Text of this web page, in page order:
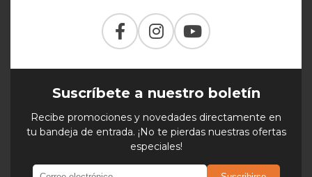
Suscríbete a nuestro boletín
Recibe promociones y novedades directamente en
tu bandeja de entrada. ¡No te pierdas nuestras ofertas
especiales!